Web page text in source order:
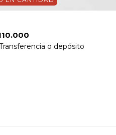
o depósito